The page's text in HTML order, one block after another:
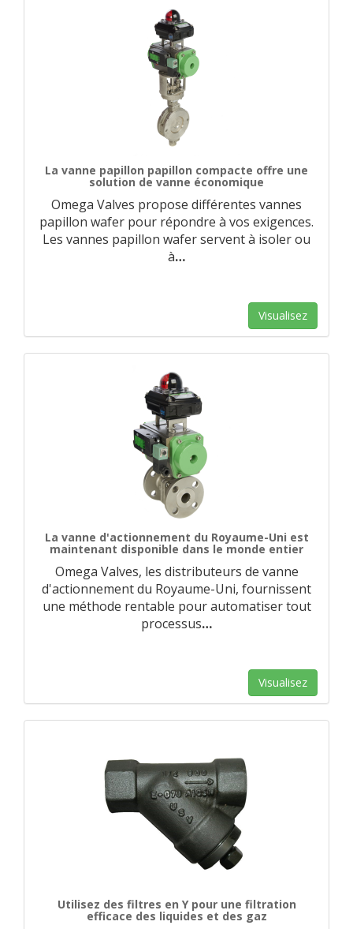
La vanne papillon papillon compacte offre une
solution de vanne économique
Omega Valves propose différentes vannes
papillon wafer pour répondre à vos exigences.
Les vannes papillon wafer servent à isoler ou
à…
Visualisez
La vanne d'actionnement du Royaume-Uni est
maintenant disponible dans le monde entier
Omega Valves, les distributeurs de vanne
d'actionnement du Royaume-Uni, fournissent
une méthode rentable pour automatiser tout
processus…
Visualisez
Utilisez des filtres en Y pour une filtration
efficace des liquides et des gaz